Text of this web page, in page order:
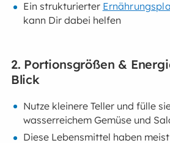
Ein strukturierter
kann Dir dabei helfen
2. Portionsgrößen &
Blick
Nutze kleinere Teller und fülle
wasserreichem Gemüse und
Diese Lebensmittel haben